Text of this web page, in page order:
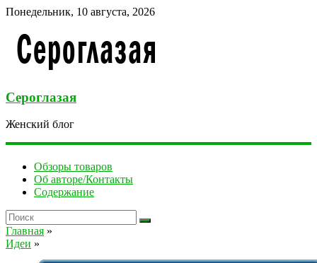
Понедельник, 10 августа, 2026
Сероглазая
Женский блог
Обзоры товаров
Об авторе/Контакты
Содержание
Главная »
Идеи »